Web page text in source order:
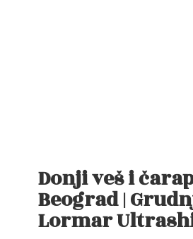
Donji veš i
Beograd |
Lormar